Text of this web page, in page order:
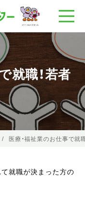
就職！若者
医療・福祉業のお仕事で就
就職が決まった方の